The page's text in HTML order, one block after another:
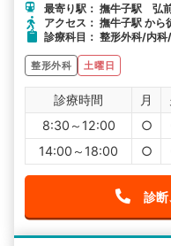
最寄り駅： 撫牛子駅 弘
アクセス： 撫牛子駅 から
診療科目： 整形外科/内
整形外科 土曜日
診療時間 月
8:30～12:00
○
14:00～18:00
○
診